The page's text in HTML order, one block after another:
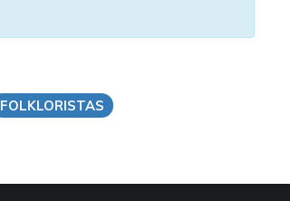
FOLKLORISTAS